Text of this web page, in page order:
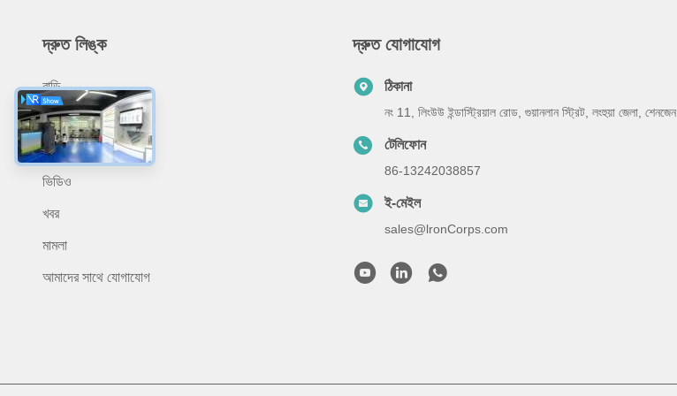
দ্রুত লিঙ্ক
বাড়ি
আমাদের সম্পর্কে
পণ্য
ভিডিও
খবর
মামলা
আমাদের সাথে যোগাযোগ
দ্রুত যোগাযোগ
ঠিকানা
নং 11, লিংউউ ইন্ডাস্ট্রিয়াল রোড, গুয়ানলান স্ট্রিট, লংহুয়া জেলা, শেনজেন
টেলিফোন
86-13242038857
ই-মেইল
sales@lronCorps.com